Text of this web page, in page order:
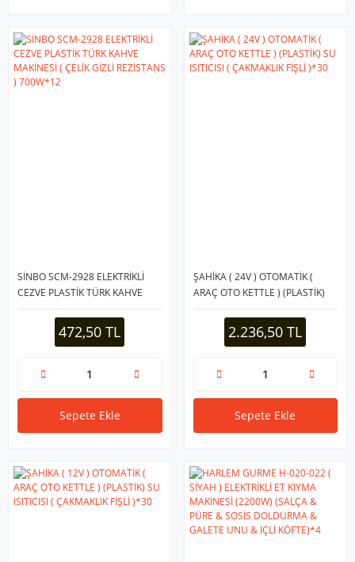
SİNBO SCM-2928 ELEKTRİKLİ
CEZVE PLASTİK TÜRK KAHVE
MAKİNESİ ( ÇELİK GİZLİ
REZİSTANS ) 700W*12
472,50 TL
Sepete Ekle
ŞAHİKA ( 24V ) OTOMATİK (
ARAÇ OTO KETTLE ) (PLASTİK)
SU ISITICISI ( ÇAKMAKLIK FİŞLİ
2.236,50 TL
Sepete Ekle